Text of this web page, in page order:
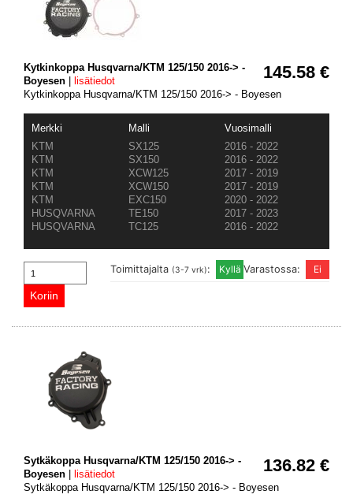
145.58 €
Kytkinkoppa Husqvarna/KTM 125/150 2016-> -
Boyesen
lisätiedot
Kytkinkoppa Husqvarna/KTM 125/150 2016-> - Boyesen
Merkki Malli
Vuosimalli
KTM
SX125
2016 - 2022
KTM
SX150
2016 - 2022
KTM
XCW125
2017 - 2019
KTM
XCW150
2017 - 2019
KTM
EXC150
2020 - 2022
HUSQVARNA
TE150
2017 - 2023
HUSQVARNA
TC125 2016 - 2022
Varastossa:
Toimittajalta (3-7 vrk):
136.82 €
Sytkäkoppa Husqvarna/KTM 125/150 2016-> -
Boyesen | lisätiedot
Sytkäkoppa Husqvarna/KTM 125/150 2016-> - Boyesen